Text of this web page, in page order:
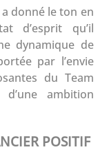
donné le ton en
d’esprit qu’il
dynamique de
par l’envie
du Team
ambition
POSITIF